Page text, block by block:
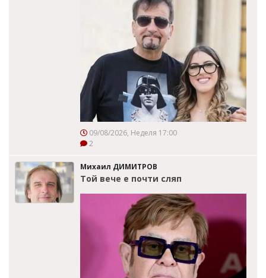
09/08/2026, Неделя 17:00
2
Михаил ДИМИТРОВ
Той вече е почти сляп